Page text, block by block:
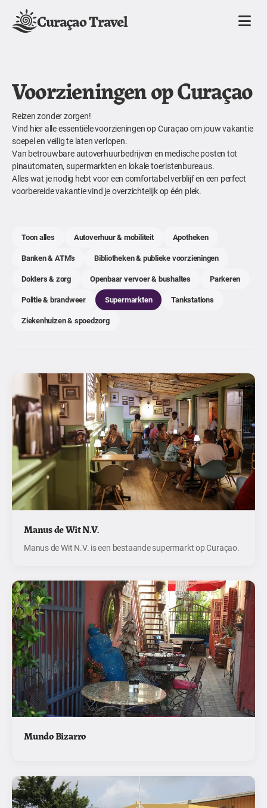
Curaçao Travel
Voorzieningen op Curaçao
Reizen zonder zorgen!
Vind hier alle essentiële voorzieningen op Curaçao om jouw vakantie
soepel en veilig te laten verlopen.
Van betrouwbare autoverhuurbedrijven en medische posten tot
pinautomaten, supermarkten en lokale toeristenbureaus.
Alles wat je nodig hebt voor een comfortabel verblijf en een perfect
voorbereide vakantie vind je overzichtelijk op één plek.
Toon alles Autoverhuur & mobiliteit
Apotheken
Banken & ATM's
Bibliotheken & publieke voorzieningen
Dokters & zorg
Openbaar vervoer & bushaltes
Parkeren
Politie & brandweer
Supermarkten
Tankstations
Ziekenhuizen & spoedzorg
Manus de Wit N.V.
Manus de Wit N.V. is een bestaande supermarkt op Curaçao.
Mundo Bizarro